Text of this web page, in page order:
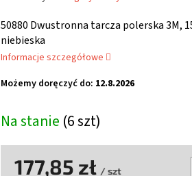
Na stanie (6 szt)
Możemy doręczyć do: 12.8.2026
50880 Dwustronna tarcza polerska 3M,
niebieska
Informacje szczegółowe
177,85 zł / szt
produktu
wynosi
na
gwiazdek.